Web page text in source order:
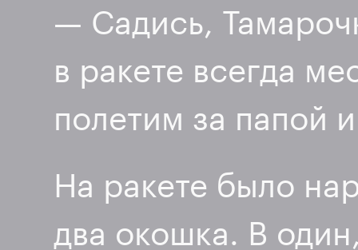
— Садись,
в ракете всегда
полетим за папой
На ракете было
два окошка. В